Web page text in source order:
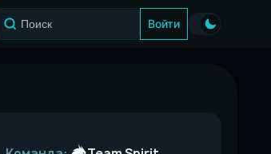
Войти